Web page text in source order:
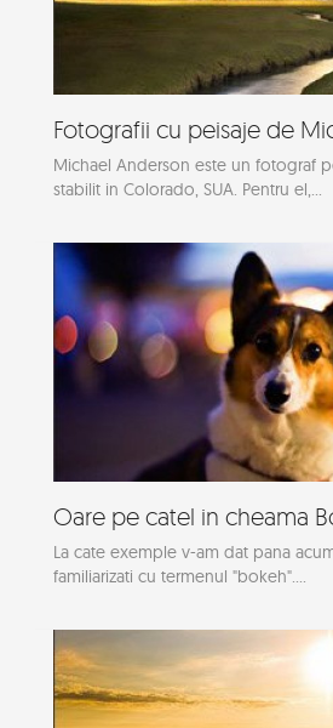
Fotografii cu peisaje de
Michael Anderson este un fotograf
stabilit in Colorado, SUA. Pentru el,...
Oare pe catel in cheama
La cate exemple v-am dat pana
familiarizati cu termenul "bokeh"....